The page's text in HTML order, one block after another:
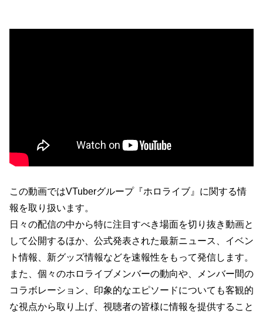
この動画ではVTuberグループ『ホロライブ』に関する情
報を取り扱います。
日々の配信の中から特に注目すべき場面を切り抜き動画と
して公開するほか、公式発表された最新ニュース、イベン
ト情報、新グッズ情報などを速報性をもって発信します。
また、個々のホロライブメンバーの動向や、メンバー間の
コラボレーション、印象的なエピソードについても客観的
な視点から取り上げ、視聴者の皆様に情報を提供すること